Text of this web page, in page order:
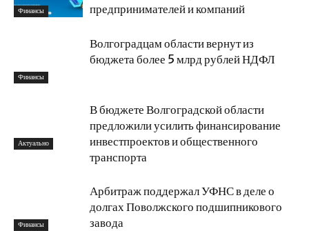
Финансы
предпринимателей и компаний
Финансы
Волгоградцам области вернут из
бюджета более 5 млрд рублей НДФЛ
Актуально
В бюджете Волгоградской области
предложили усилить финансирование
инвестпроектов и общественного
транспорта
Финансы
Арбитраж поддержал УФНС в деле о
долгах Поволжского подшипникового
завода